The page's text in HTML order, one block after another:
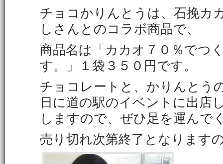
チョコかりんとうは、石挽カ
しさんとのコラボ商品で、
商品名は「カカオ７０％でつ
す。」１袋３５０円です。
チョコレートと、かりんとう
日に道の駅のイベントに出店
しますので、ぜひ足を運んで
売り切れ次第終了となります